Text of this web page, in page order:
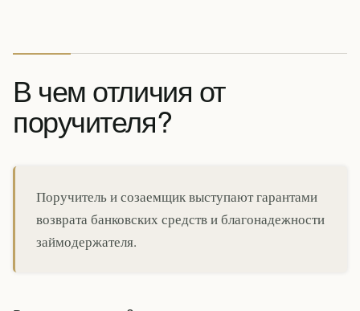
В чем отличия от
поручителя?
Поручитель и созаемщик выступают гарантами
возврата банковских средств и благонадежности
займодержателя.